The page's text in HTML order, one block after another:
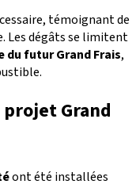
témoignant de
Les dégâts se limitent
du futur Grand Frais,
Grand
ont été installées